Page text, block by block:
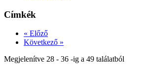
Címkék
« Előző
Következő »
Megjelenítve 28 - 36 -ig a 49 találatból